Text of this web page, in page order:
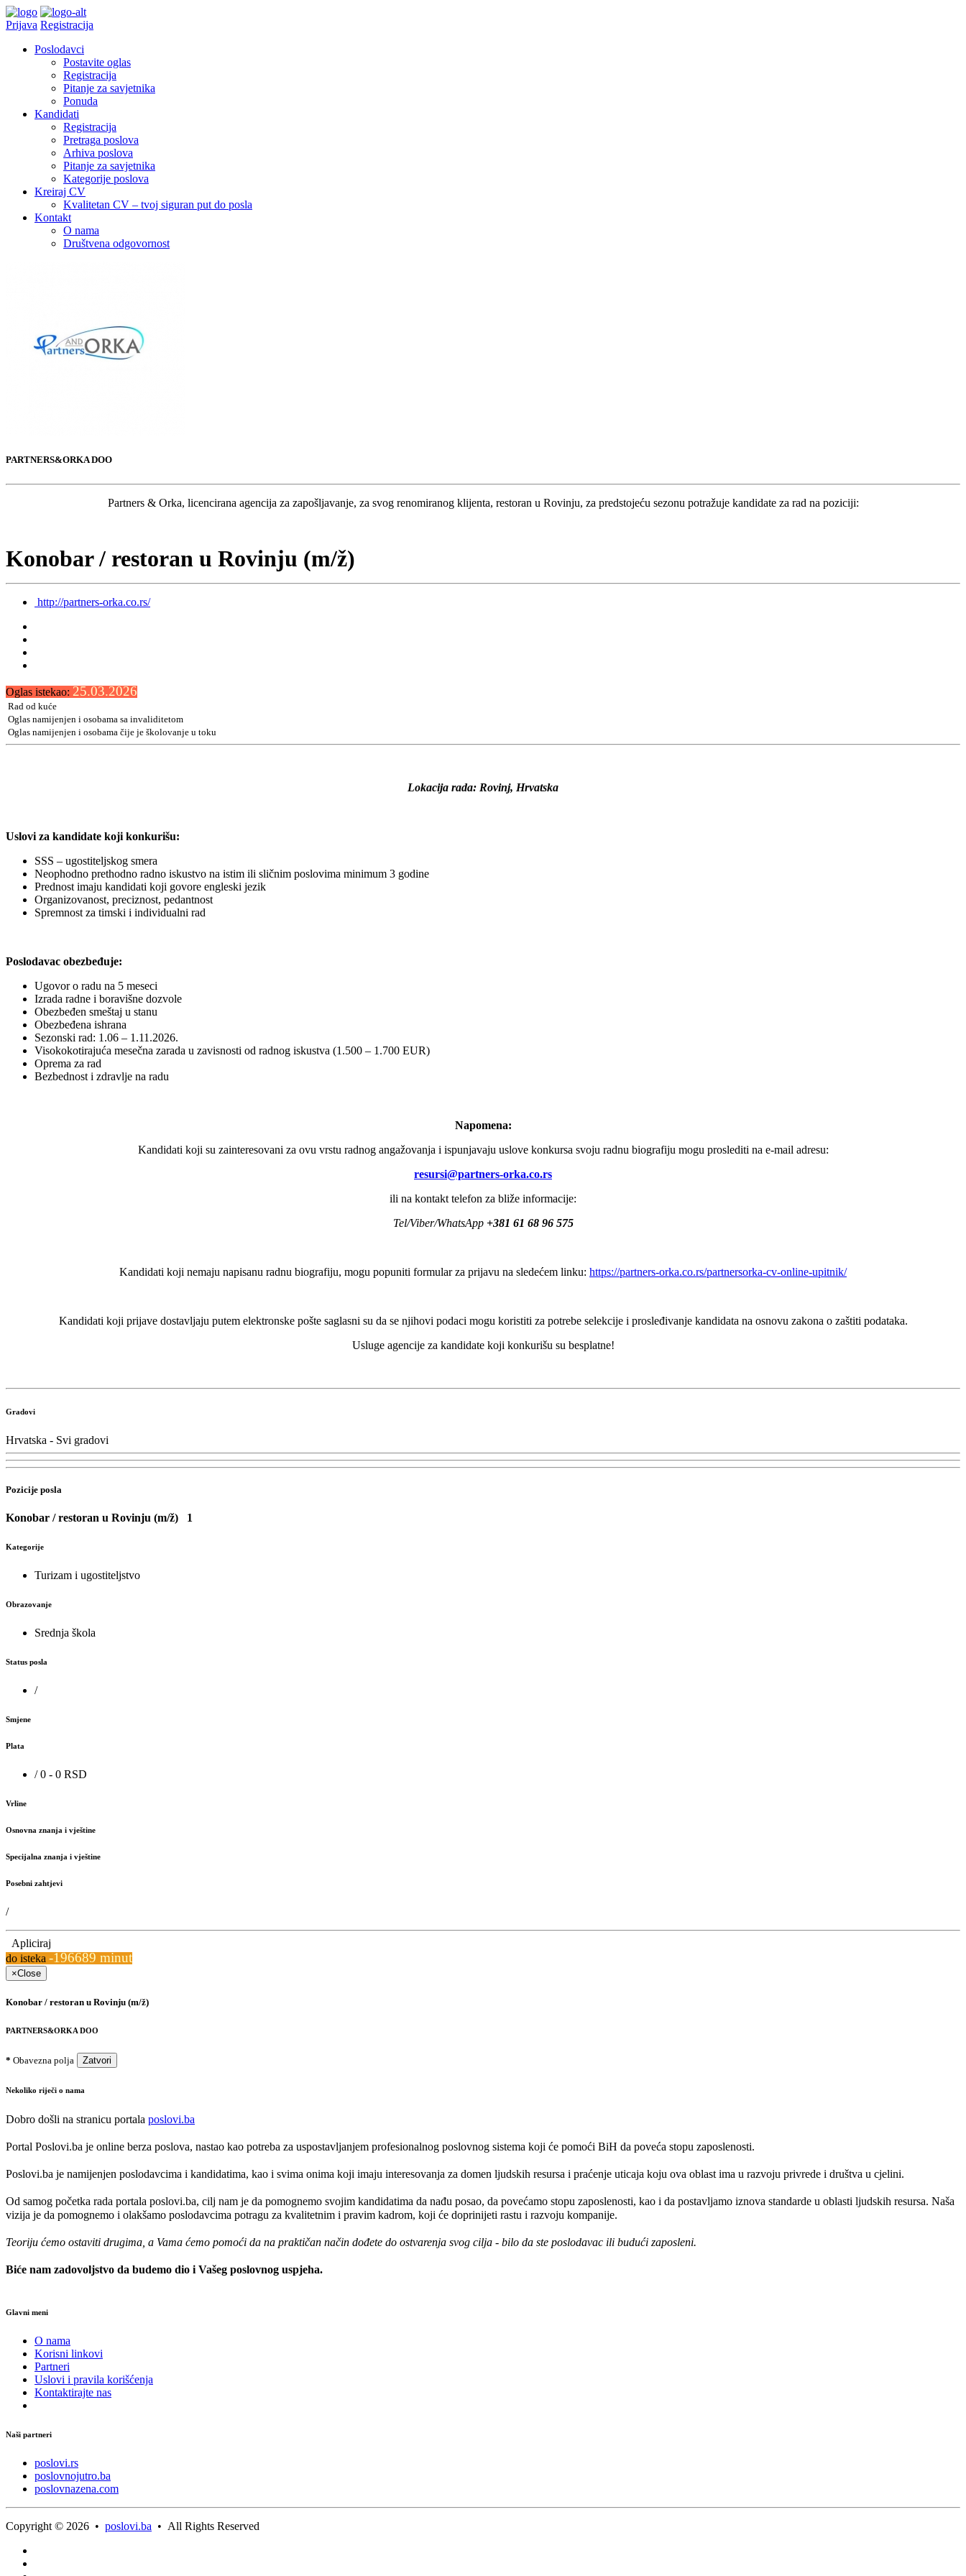
Prijava Registracija
Poslodavci
Postavite oglas
Registracija
Pitanje za savjetnika
Ponuda
Kandidati
Registracija
Pretraga poslova
Arhiva poslova
Pitanje za savjetnika
Kategorije poslova
Kreiraj CV
Kvalitetan CV – tvoj siguran put do posla
Kontakt
O nama
Društvena odgovornost
PARTNERS&ORKA DOO
Partners & Orka, licencirana agencija za zapošljavanje, za svog renomiranog klijenta, restoran u Rovinju, za predstojeću sezonu potražuje kandidate za rad na poziciji:
Konobar / restoran u Rovinju (m/ž)
http://partners-orka.co.rs/
Oglas istekao: 25.03.2026
Rad od kuće
Oglas namijenjen i osobama sa invaliditetom
Oglas namijenjen i osobama čije je školovanje u toku
Lokacija rada: Rovinj, Hrvatska
Uslovi za kandidate koji konkurišu:
SSS – ugostiteljskog smera
Neophodno prethodno radno iskustvo na istim ili sličnim poslovima minimum 3 godine
Prednost imaju kandidati koji govore engleski jezik
Organizovanost, preciznost, pedantnost
Spremnost za timski i individualni rad
Poslodavac obezbeđuje:
Ugovor o radu na 5 meseci
Izrada radne i boravišne dozvole
Obezbeđen smeštaj u stanu
Obezbeđena ishrana
Sezonski rad: 1.06 – 1.11.2026.
Visokokotirajuća mesečna zarada u zavisnosti od radnog iskustva (1.500 – 1.700 EUR)
Oprema za rad
Bezbednost i zdravlje na radu
Napomena:
Kandidati koji su zainteresovani za ovu vrstu radnog angažovanja i ispunjavaju uslove konkursa svoju radnu biografiju mogu proslediti na e-mail adresu:
resursi@partners-orka.co.rs
ili na kontakt telefon za bliže informacije:
Tel/Viber/WhatsApp +381 61 68 96 575
Kandidati koji nemaju napisanu radnu biografiju, mogu popuniti formular za prijavu na sledećem linku: https://partners-orka.co.rs/partnersorka-cv-online-upitnik/
Kandidati koji prijave dostavljaju putem elektronske pošte saglasni su da se njihovi podaci mogu koristiti za potrebe selekcije i prosleđivanje kandidata na osnovu zakona o zaštiti podataka.
Usluge agencije za kandidate koji konkurišu su besplatne!
Gradovi
Hrvatska - Svi gradovi
Pozicije posla
Konobar / restoran u Rovinju (m/ž) 1
Kategorije
Turizam i ugostiteljstvo
Obrazovanje
Srednja škola
Status posla
/
Smjene
Plata
/ 0 - 0 RSD
Vrline
Osnovna znanja i vještine
Specijalna znanja i vještine
Posebni zahtjevi
/
Apliciraj
do isteka -196689 minut
×Close
Konobar / restoran u Rovinju (m/ž)
PARTNERS&ORKA DOO
* Obavezna polja Zatvori
Nekoliko riječi o nama
Dobro došli na stranicu portala poslovi.ba
Portal Poslovi.ba je online berza poslova, nastao kao potreba za uspostavljanjem profesionalnog poslovnog sistema koji će pomoći BiH da poveća stopu zaposlenosti.
Poslovi.ba je namijenjen poslodavcima i kandidatima, kao i svima onima koji imaju interesovanja za domen ljudskih resursa i praćenje uticaja koju ova oblast ima u razvoju privrede i društva u cjelini.
Od samog početka rada portala poslovi.ba, cilj nam je da pomognemo svojim kandidatima da nađu posao, da povećamo stopu zaposlenosti, kao i da postavljamo iznova standarde u oblasti ljudskih resursa. Naša
vizija je da pomognemo i olakšamo poslodavcima potragu za kvalitetnim i pravim kadrom, koji će doprinijeti rastu i razvoju kompanije.
Teoriju ćemo ostaviti drugima, a Vama ćemo pomoći da na praktičan način dođete do ostvarenja svog cilja - bilo da ste poslodavac ili budući zaposleni.
Biće nam zadovoljstvo da budemo dio i Vašeg poslovnog uspjeha.
Glavni meni
O nama
Korisni linkovi
Partneri
Uslovi i pravila korišćenja
Kontaktirajte nas
Naši partneri
poslovi.rs
poslovnojutro.ba
poslovnazena.com
Copyright © 2026 • poslovi.ba • All Rights Reserved